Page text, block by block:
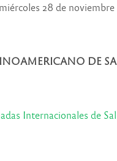
28 de
DE
Internacionales de